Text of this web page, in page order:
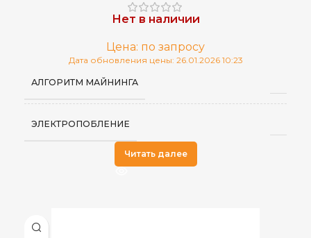
Нет в наличии
Цена: по запросу
Дата обновления цены: 26.01.2026 10:23
АЛГОРИТМ МАЙНИНГА
ЭЛЕКТРОПОБЛЕНИЕ
Читать далее